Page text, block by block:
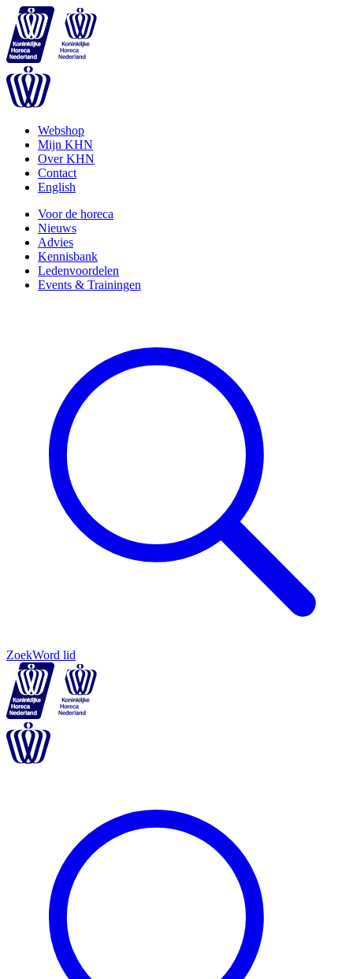
Webshop
Mijn KHN
Over KHN
Contact
English
Voor de horeca
Nieuws
Advies
Kennisbank
Ledenvoordelen
Events & Trainingen
ZoekWord lid